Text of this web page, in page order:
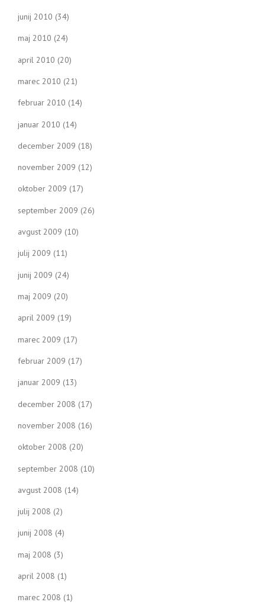
junij 2010 (34)
maj 2010 (24)
april 2010 (20)
marec 2010 (21)
februar 2010 (14)
januar 2010 (14)
december 2009 (18)
november 2009 (12)
oktober 2009 (17)
september 2009 (26)
avgust 2009 (10)
julij 2009 (11)
junij 2009 (24)
maj 2009 (20)
april 2009 (19)
marec 2009 (17)
februar 2009 (17)
januar 2009 (13)
december 2008 (17)
november 2008 (16)
oktober 2008 (20)
september 2008 (10)
avgust 2008 (14)
julij 2008 (2)
junij 2008 (4)
maj 2008 (3)
april 2008 (1)
marec 2008 (1)